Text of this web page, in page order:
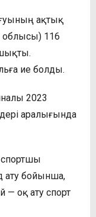
ақтық
116
ие болды.
2023
аралығында
бойынша,
оқ ату спорт